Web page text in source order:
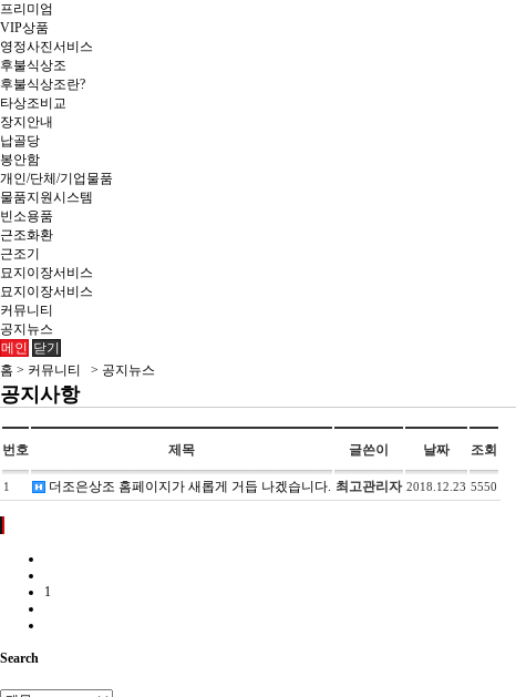
프리미엄
VIP상품
영정사진서비스
후불식상조
후불식상조란?
타상조비교
장지안내
납골당
봉안함
개인/단체/기업물품
물품지원시스템
빈소용품
근조화환
근조기
묘지이장서비스
묘지이장서비스
커뮤니티
공지뉴스
메인 닫기
홈 > 커뮤니티 > 공지뉴스
공지사항
번호 제목 글쓴이 날짜 조회
1 더조은상조 홈페이지가 새롭게 거듭 나겠습니다. 최고관리자 2018.12.23 5550
1
Search